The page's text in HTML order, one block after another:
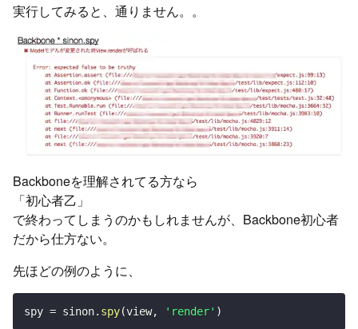
実行してみると、通りません。。
Backboneを理解されてる方なら
「初心者乙」
で終わってしまうのかもしれませんが、Backbone初心者
だから仕方ない。
先ほどの例のように、
spy = sinon. spy(view, 'render' )